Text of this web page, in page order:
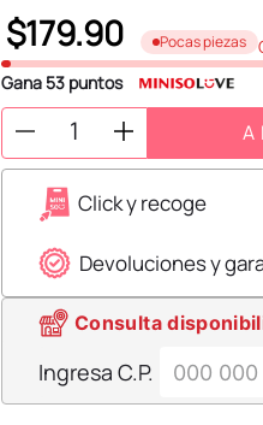
$179.90 Pocas piezas
Gana53 puntos
A
Click y recoge
Devoluciones y
Consulta
Ingresa C.P.